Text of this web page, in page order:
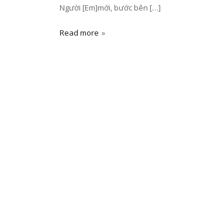
Người [Em]mới, bước bên […]
Read more